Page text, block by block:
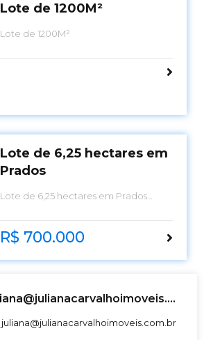
Lote de 1200M²
Lote de 1200M²
Lote de 6,25 hectares em
Prados
Lote de 6,25 hectares em Prados
R$ 700.000
juliana@julianacarvalhoimoveis.com.br
juliana@julianacarvalhoimoveis.com.br